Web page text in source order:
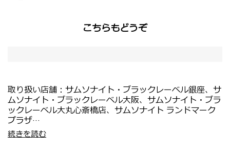
こちらもどうぞ
取り扱い店舗：サムソナイト・ブラックレーベル銀座、サ
ムソナイト・ブラックレーベル大阪、サムソナイト・ブラ
ックレーベル大丸心斎橋店、サムソナイト ランドマーク
プラザ
・上質な素材づかいが魅力の「マイルス」コレクション。
・アクセサリー、時計やアイウェア等を美しく収納できる
・腕時計を3本収納できるフルジップ仕様のケースで、ホ
テルの金庫にも収まるスリム設計。
続きを読む